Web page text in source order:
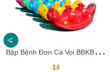
B
ập Bênh Đơn Cá Voi BBKB28 Dochoikinhbac – Thiết Kế Ngộ Nghĩnh Cho Bé
1₫